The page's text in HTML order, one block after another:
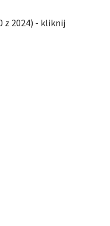
z 2024) - kliknij